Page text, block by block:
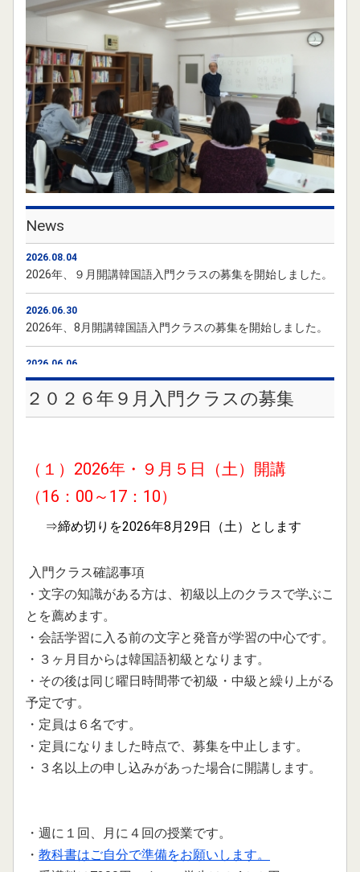
News
2026.08.04
2026年、９月開講韓国語入門クラスの募集を開始しました。
2026.06.30
2026年、8月開講韓国語入門クラスの募集を開始しました。
2026.06.06
2026年、7月開講韓国語入門クラスの募集を開始しました。
2026.04.28
2025.12.03
2026年、1月の土曜日開講韓国語入門クラスの募集を開始し
ました。
ました
2025.08.05
2025年、９月土曜日開講韓国語入門クラスの募集を開始しま
した。
2025.07.20
2025年、９月開講中国語クラスの募集を開始しました。
2025年、９月開講韓国語入門クラスの募集を開始しました。
2025.04.04
2025年、5月開講クラスの募集を開始しました。
２０２６年９月入門クラスの募集
（１）2026年・９月５日（土）開講
（16：00～17：10）
⇒締め切りを2026年8月29日（土）とします
入門クラス確認事項
・文字の知識がある方は、初級以上のクラスで学ぶこ
とを薦めます。
・会話学習に入る前の文字と発音が学習の中心です。
・３ヶ月目からは韓国語初級となります。
・その後は同じ曜日時間帯で初級・中級と繰り上がる
予定です。
・定員は６名です。
・定員になりました時点で、募集を中止します。
・３名以上の申し込みがあった場合に開講します。
・週に１回、月に４回の授業です。
・ 教科書はご自分で準備をお願いします。